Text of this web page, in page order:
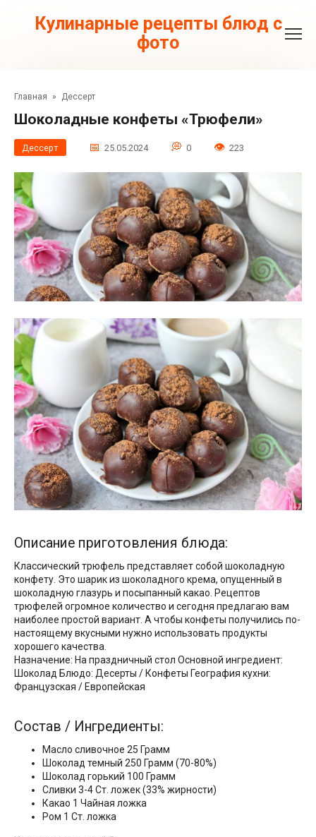
контентуКулинарные рецепты блюд с
фото
Главная » Дессерт
Шоколадные конфеты «Трюфели»
Дессерт 25.05.2024 0 223
Описание приготовления блюда:
Классический трюфель представляет собой шоколадную
конфету. Это шарик из шоколадного крема, опущенный в
шоколадную глазурь и посыпанный какао. Рецептов
трюфелей огромное количество и сегодня предлагаю вам
наиболее простой вариант. А чтобы конфеты получились по-
настоящему вкусными нужно использовать продукты
хорошего качества.
Назначение: На праздничный стол Основной ингредиент:
Шоколад Блюдо: Десерты / Конфеты География кухни:
Французская / Европейская
Состав / Ингредиенты:
Масло сливочное 25 Грамм
Шоколад темный 250 Грамм (70-80%)
Шоколад горький 100 Грамм
Сливки 3-4 Ст. ложек (33% жирности)
Какао 1 Чайная ложка
Ром 1 Ст. ложка